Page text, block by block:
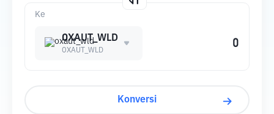
Ke
OXAUT_WLD
OXAUT_WLD
Konversi